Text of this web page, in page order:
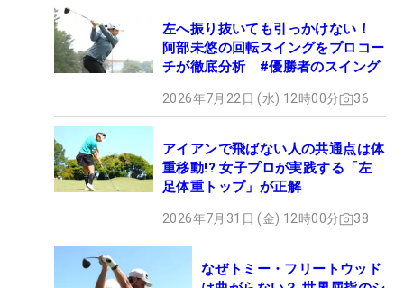
左へ振り抜いても引っかけない！
阿部未悠の回転スイングをプロコー
チが徹底分析 #優勝者のスイング
2026年7月22日 (水) 12時00分 36
アイアンで飛ばない人の共通点は体
重移動!? 女子プロが実践する「左
足体重トップ」が正解
2026年7月31日 (金) 12時00分 38
なぜトミー・フリートウッド